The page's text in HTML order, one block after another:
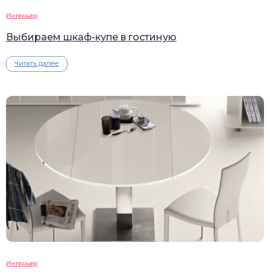
Интерьер
Выбираем шкаф-купе в гостиную
Читать далее
Интерьер